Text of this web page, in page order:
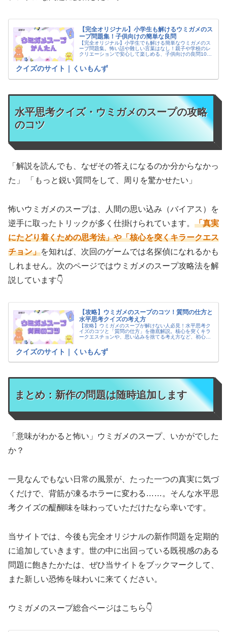
【完全オリジナル】小学生も解けるウミガメのス
ープ問題集！子供向けの簡単な良問
【完全オリジナル】小学生でも解ける簡単なウミガメのス
ープ問題集。怖い話や難しい言葉はなし！親子や学校のレ
クリエーションで安心して楽しめる、子供向けの良問10選
に挑戦してみてください。
クイズのサイト｜くいもんず
水平思考クイズ・ウミガメのスープの攻略
のコツ
「解説を読んでも、なぜその答えになるのか分からなかっ
た」 「もっと鋭い質問をして、周りを驚かせたい」
怖いウミガメのスープは、人間の思い込み（バイアス）を
逆手に取ったトリックが多く仕掛けられています。 「真実
にたどり着くための思考法」や「核心を突くキラークエス
チョン」を知れば、次回のゲームでは名探偵になれるかも
しれません。次のページではウミガメのスープ攻略法を解
説しています👇
【攻略】ウミガメのスープのコツ！質問の仕方と
水平思考クイズの考え方
【攻略】ウミガメのスープが解けない人必見！水平思考ク
イズのコツと「質問の仕方」を徹底解説。核心を突くキラ
ークエスチョンや、思い込みを捨てる考え方など、初心者
ない」悩みを即解決します。
クイズのサイト｜くいもんず
まとめ：新作の問題は随時追加します
「意味がわかると怖い」ウミガメのスープ、いかがでした
か？
一見なんでもない日常の風景が、たった一つの真実に気づ
くだけで、背筋が凍るホラーに変わる……。そんな水平思
考クイズの醍醐味を味わっていただけたなら幸いです。
当サイトでは、今後も完全オリジナルの新作問題を定期的
に追加していきます。世の中に出回っている既視感のある
問題に飽きたかたは、ぜひ当サイトをブックマークして、
また新しい恐怖を味わいに来てください。
ウミガメのスープ総合ページはこちら👇